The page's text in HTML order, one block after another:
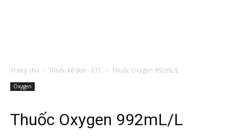
Trang chủ Thuốc kê đơn - ETC Thuốc Oxygen 992mL/L
Oxygen
Thuốc Oxygen 992mL/L